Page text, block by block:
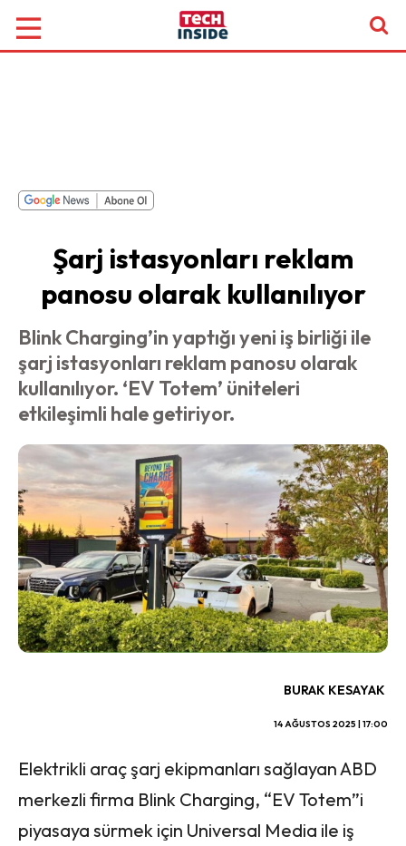
Şarj istasyonları reklam
panosu olarak kullanılıyor
Blink Charging’in yaptığı yeni iş birliği ile
şarj istasyonları reklam panosu olarak
kullanılıyor. ‘EV Totem’ üniteleri
etkileşimli hale getiriyor.
BURAK KESAYAK
14 AĞUSTOS 2025 | 17:00
Elektrikli araç şarj ekipmanları sağlayan ABD
merkezli firma Blink Charging, “EV Totem”i
piyasaya sürmek için Universal Media ile iş